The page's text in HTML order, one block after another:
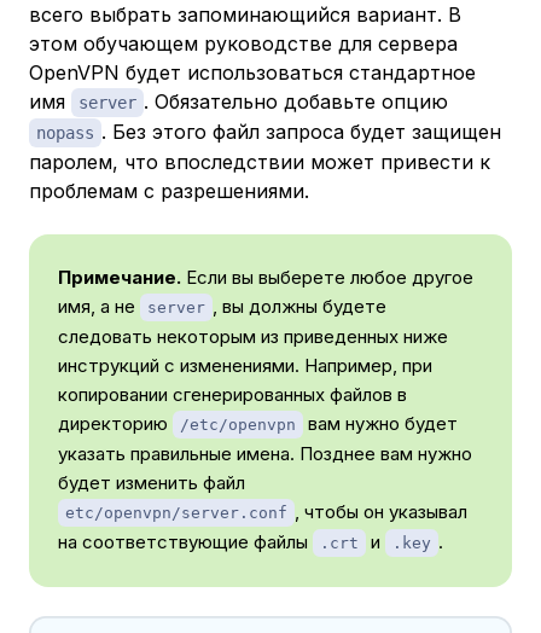
всего выбрать запоминающийся вариант. В
этом обучающем руководстве для сервера
OpenVPN будет использоваться стандартное
имя
server . Обязательно добавьте опцию
nopass . Без этого файл запроса будет защищен
паролем, что впоследствии может привести к
проблемам с разрешениями.
Примечание. Если вы выберете любое другое
имя, а не
server , вы должны будете
следовать некоторым из приведенных ниже
инструкций с изменениями. Например, при
копировании сгенерированных файлов в
директорию
/etc/openvpn
вам нужно будет
указать правильные имена. Позднее вам нужно
будет изменить файл
etc/openvpn/server.conf , чтобы он указывал
на соответствующие файлы
.crt и .key .